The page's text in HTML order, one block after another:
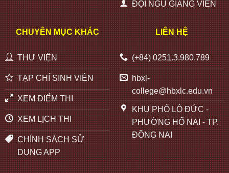
ĐỘI NGŨ GIẢNG VIÊN
CHUYÊN MỤC KHÁC
THƯ VIỆN
TẠP CHÍ SINH VIÊN
XEM ĐIỂM THI
XEM LỊCH THI
CHÍNH SÁCH SỬ
DỤNG APP
LIÊN HỆ
(+84) 0251.3.980.789
hbxl-
college@hbxlc.edu.vn
KHU PHỐ LỘ ĐỨC -
PHƯỜNG HỐ NAI - TP.
ĐỒNG NAI